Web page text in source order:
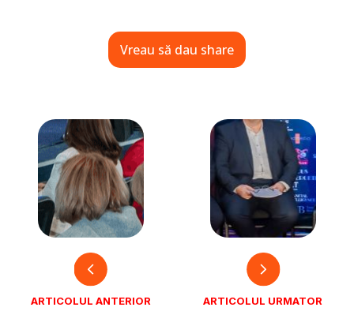
Vreau să dau share
ARTICOLUL ANTERIOR ARTICOLUL URMATOR